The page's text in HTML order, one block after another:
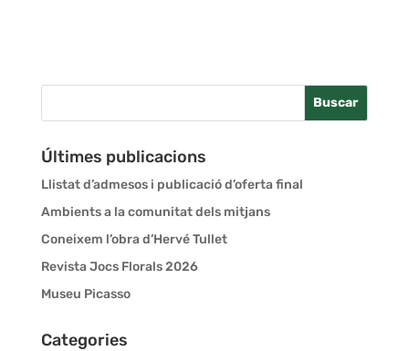
Últimes publicacions
Llistat d’admesos i publicació d’oferta final
Ambients a la comunitat dels mitjans
Coneixem l’obra d’Hervé Tullet
Revista Jocs Florals 2026
Museu Picasso
Categories